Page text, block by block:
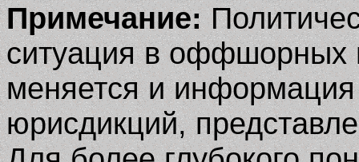
Примечание:
ситуация в оффшорных
меняется и
юрисдикций,